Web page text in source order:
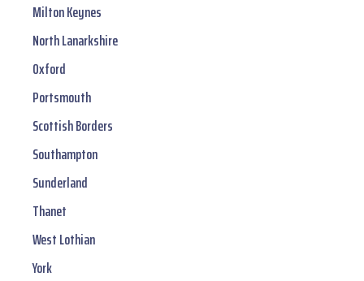
Milton Keynes
North Lanarkshire
Oxford
Portsmouth
Scottish Borders
Southampton
Sunderland
Thanet
West Lothian
York